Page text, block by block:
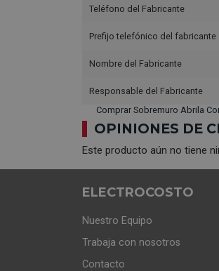
Teléfono del Fabricante
Prefijo telefónico del fabricante
Nombre del Fabricante
Responsable del Fabricante
Comprar Sobremuro Abrila
OPINIONES DE
Este producto aún no tiene
ELECTROCOSTO
Nuestro Equipo
Trabaja con nosotros
Contacto